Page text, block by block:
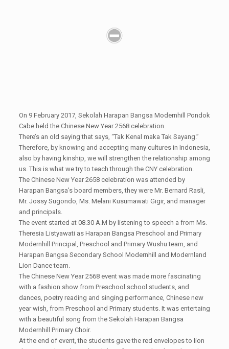
On 9 February 2017, Sekolah Harapan Bangsa Modernhill Pondok
Cabe held the Chinese New Year 2568 celebration.
There’s an old saying that says, “Tak Kenal maka Tak Sayang.”
Therefore, by knowing and accepting many cultures in Indonesia,
also by having kinship, we will strengthen the relationship among
us. This is what we try to teach through the CNY celebration.
The Chinese New Year 2658 celebration was attended by
Harapan Bangsa’s board members, they were Mr. Bernard Rasli,
Mr. Jossy Sugondo, Ms. Melani Kusumawati Gigir, and manager
and principals.
The event started at 08.30 A.M by listening to speech a from Ms.
Theresia Listyawati as Harapan Bangsa Preschool and Primary
Modernhill Principal, Preschool and Primary Wushu team, and
Harapan Bangsa Secondary School Modernhill and Modernland
Lion Dance team.
The Chinese New Year 2568 event was made more fascinating
with a fashion show from Preschool school students, and
dances, poetry reading and singing performance, Chinese new
year wish, from Preschool and Primary students. It was entertaing
with a beautiful song from the Sekolah Harapan Bangsa
Modernhill Primary Choir.
At the end of event, the students gave the red envelopes to lion